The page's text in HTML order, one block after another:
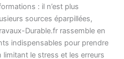
: il n’est plus
sources éparpillées,
Durable.fr rassemble en
indispensables pour prendre
le stress et les erreurs